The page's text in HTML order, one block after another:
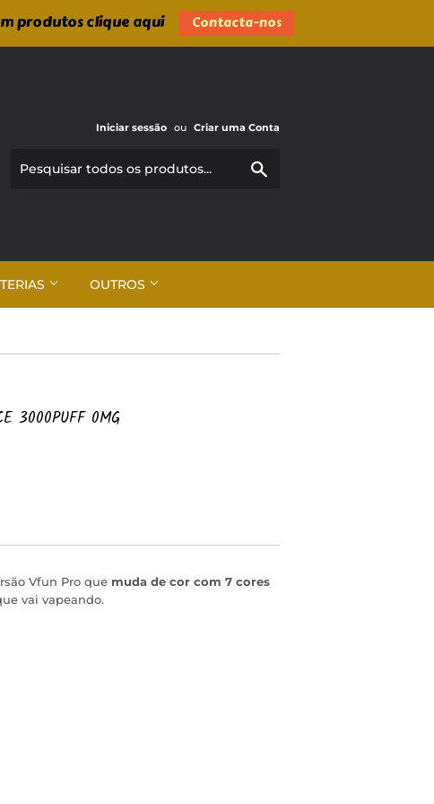
produtos clique aqui Contacta-nos
Iniciar sessão ou Criar uma Conta
OUTROS
3000PUFF 0MG
Vfun Pro que muda de cor com 7 cores
vai vapeando.